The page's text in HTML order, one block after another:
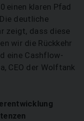
einen klaren Pfad
deutliche
zeigt, dass diese
wir die Rückkehr
eine Cashflow-
CEO der Wolftank